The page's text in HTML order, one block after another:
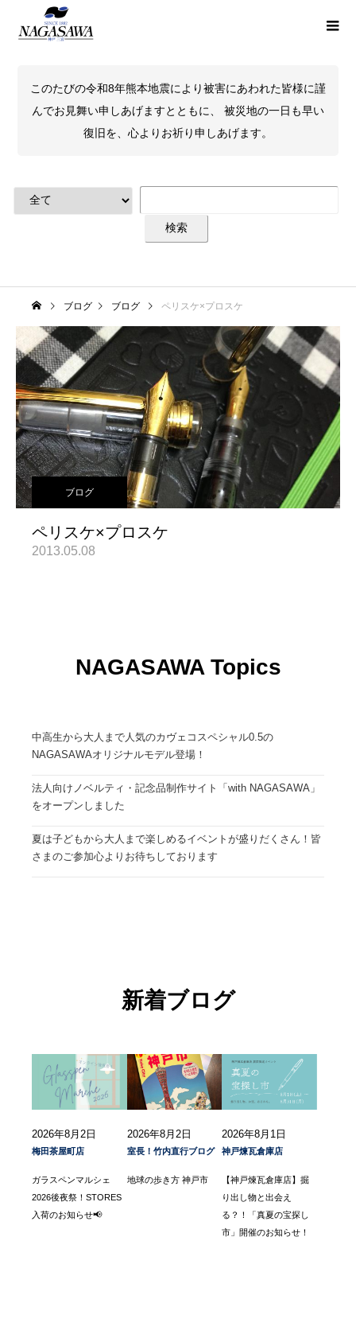
このたびの令和8年熊本地震により被害にあわれた皆様に謹
んでお見舞い申しあげますとともに、 被災地の一日も早い
復旧を、心よりお祈り申しあげます。
ブログ ブログ ペリスケ×プロスケ
ブログ
ペリスケ×プロスケ
2013.05.08
NAGASAWA Topics
中高生から大人まで人気のカヴェコスペシャル0.5の
NAGASAWAオリジナルモデル登場！
法人向けノベルティ・記念品制作サイト「with NAGASAWA」
をオープンしました
夏は子どもから大人まで楽しめるイベントが盛りだくさん！皆
さまのご参加心よりお待ちしております
新着ブログ
2026年8月2日
梅田茶屋町店
ガラスペンマルシェ
2026後夜祭！STORES
入荷のお知らせ📢
2026年8月2日
室長！竹内直行ブログ
地球の歩き方 神戸市
2026年8月1日
神戸煉瓦倉庫店
【神戸煉瓦倉庫店】掘
り出し物と出会え
る？！「真夏の宝探し
市」開催のお知らせ！